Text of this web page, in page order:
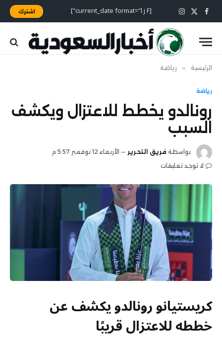
فيسبوك
X
(Twitter)
الانستغرام [current_date format="l j F"] اشترك
الرئيسية » رياضة
رياضة
رونالدو يخطط للاعتزال ويكشف
السبب
بواسطة فريق التحرير
الأربعاء 12 نوفمبر 5:57 م
لا توجد تعليقات
كريستيانو رونالدو يكشف عن
خططه للاعتزال قريبًا